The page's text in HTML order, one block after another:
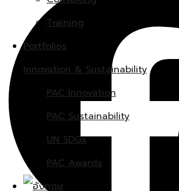
Training
Portfolios
Innovation & Sustainability
PAC Innovation
PAC Sustainability
UN SDGs
PAC Awards